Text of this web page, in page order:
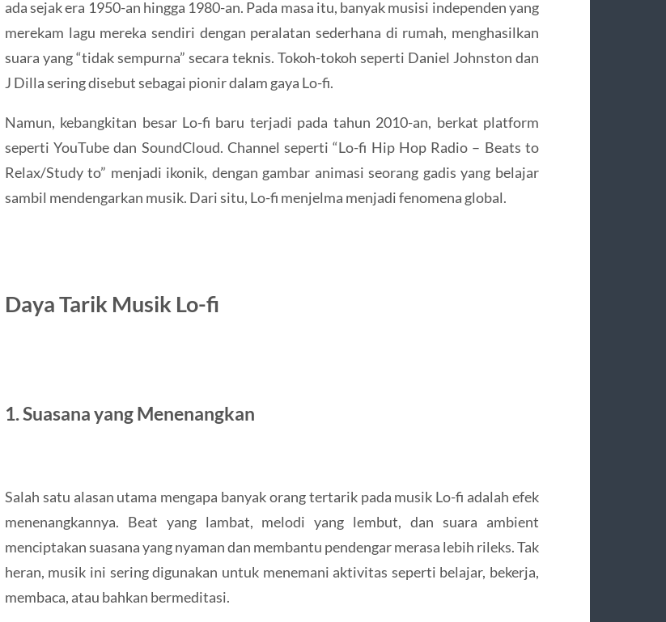
ada sejak era 1950-an hingga 1980-an. Pada masa itu, banyak musisi independen yang
merekam lagu mereka sendiri dengan peralatan sederhana di rumah, menghasilkan
suara yang “tidak sempurna” secara teknis. Tokoh-tokoh seperti Daniel Johnston dan
J Dilla sering disebut sebagai pionir dalam gaya Lo-fi.
Namun, kebangkitan besar Lo-fi baru terjadi pada tahun 2010-an, berkat platform
seperti YouTube dan SoundCloud. Channel seperti “Lo-fi Hip Hop Radio – Beats to
Relax/Study to” menjadi ikonik, dengan gambar animasi seorang gadis yang belajar
sambil mendengarkan musik. Dari situ, Lo-fi menjelma menjadi fenomena global.
Daya Tarik Musik Lo-fi
1. Suasana yang Menenangkan
Salah satu alasan utama mengapa banyak orang tertarik pada musik Lo-fi adalah efek
menenangkannya. Beat yang lambat, melodi yang lembut, dan suara ambient
menciptakan suasana yang nyaman dan membantu pendengar merasa lebih rileks. Tak
heran, musik ini sering digunakan untuk menemani aktivitas seperti belajar, bekerja,
membaca, atau bahkan bermeditasi.